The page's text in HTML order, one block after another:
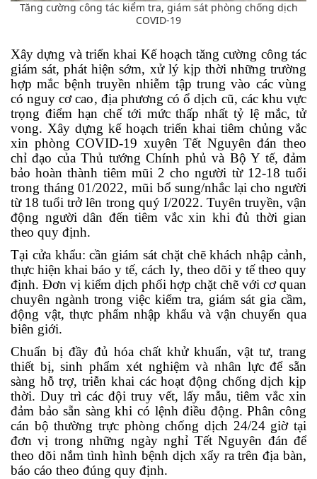
Tăng cường công tác kiểm tra, giám sát phòng chống dịch
COVID-19
Xây dựng và triển khai Kế hoạch tăng cường công tác
giám sát, phát hiện sớm, xử lý kịp thời những trường
hợp mắc bệnh truyền nhiễm tập trung vào các vùng
có nguy cơ cao, địa phương có ổ dịch cũ, các khu vực
trọng điểm hạn chế tới mức thấp nhất tỷ lệ mắc, tử
vong. Xây dựng kế hoạch triển khai tiêm chủng vắc
xin phòng COVID-19 xuyên Tết Nguyên đán theo
chỉ đạo của Thủ tướng Chính phủ và Bộ Y tế, đảm
bảo hoàn thành tiêm mũi 2 cho người từ 12-18 tuổi
trong tháng 01/2022, mũi bổ sung/nhắc lại cho người
từ 18 tuổi trở lên trong quý I/2022. Tuyên truyền, vận
động người dân đến tiêm vắc xin khi đủ thời gian
theo quy định.
Tại cửa khẩu: cần giám sát chặt chẽ khách nhập cảnh,
thực hiện khai báo y tế, cách ly, theo dõi y tế theo quy
định. Đơn vị kiểm dịch phối hợp chặt chẽ với cơ quan
chuyên ngành trong việc kiểm tra, giám sát gia cầm,
động vật, thực phẩm nhập khẩu và vận chuyển qua
biên giới.
Chuẩn bị đầy đủ hóa chất khử khuẩn, vật tư, trang
thiết bị, sinh phẩm xét nghiệm và nhân lực để sẵn
sàng hỗ trợ, triễn khai các hoạt động chống dịch kịp
thời. Duy trì các đội truy vết, lấy mẫu, tiêm vắc xin
đảm bảo sẵn sàng khi có lệnh điều động. Phân công
cán bộ thường trực phòng chống dịch 24/24 giờ tại
đơn vị trong những ngày nghỉ Tết Nguyên đán để
theo dõi nắm tình hình bệnh dịch xẩy ra trên địa bàn,
báo cáo theo đúng quy định.